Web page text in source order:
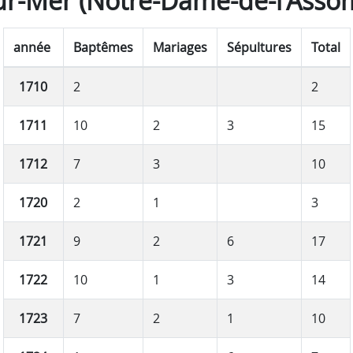
année Baptêmes Mariages Sépultures Total
1710 2 2
1711 10 2 3 15
1712 7 3 10
1720 2 1 3
1721 9 2 6 17
1722 10 1 3 14
1723 7 2 1 10